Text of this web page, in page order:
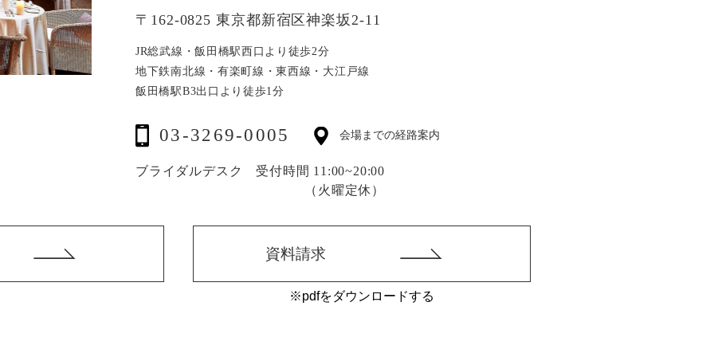
〒162-0825 東京都新宿区神楽坂2-11
JR総武線・飯田橋駅西口より徒歩2分
地下鉄南北線・有楽町線・東西線・大江戸線
飯田橋駅B3出口より徒歩1分
会場までの経路案内
03-3269-0005
ブライダルデスク 受付時間 11:00~20:00
（火曜定休）
資料請求
※pdfをダウンロードする